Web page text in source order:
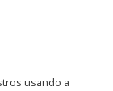
usando a